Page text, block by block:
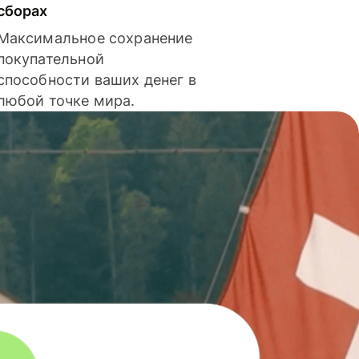
сохранение
ваших денег в
точке мира.